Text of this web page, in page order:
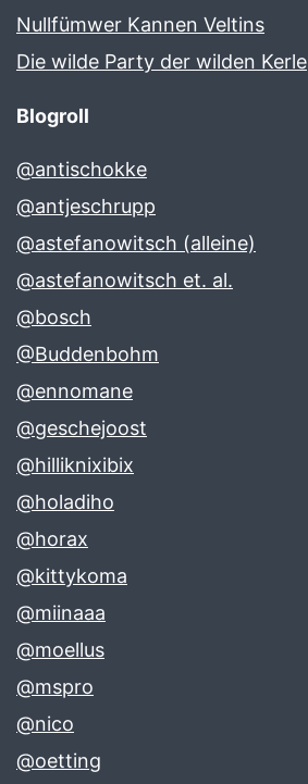
Nullfümwer Kannen Veltins
Die wilde Party der wilden Kerle
Blogroll
@antischokke
@antjeschrupp
@astefanowitsch (alleine)
@astefanowitsch et. al.
@bosch
@Buddenbohm
@ennomane
@geschejoost
@hilliknixibix
@holadiho
@horax
@kittykoma
@miinaaa
@moellus
@mspro
@nico
@oetting